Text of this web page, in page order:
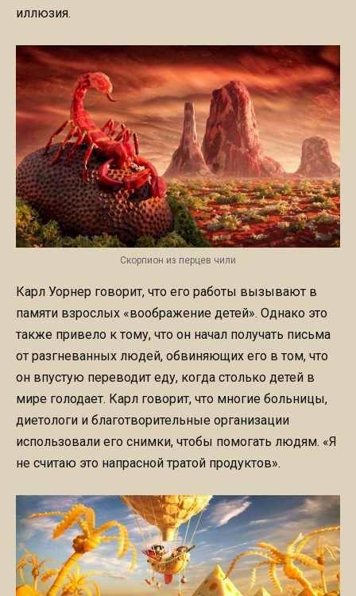
иллюзия.
Скорпион из перцев чили
Карл Уорнер говорит, что его работы вызывают в
памяти взрослых «воображение детей». Однако это
также привело к тому, что он начал получать письма
от разгневанных людей, обвиняющих его в том, что
он впустую переводит еду, когда столько детей в
мире голодает. Карл говорит, что многие больницы,
диетологи и благотворительные организации
использовали его снимки, чтобы помогать людям. «Я
не считаю это напрасной тратой продуктов».